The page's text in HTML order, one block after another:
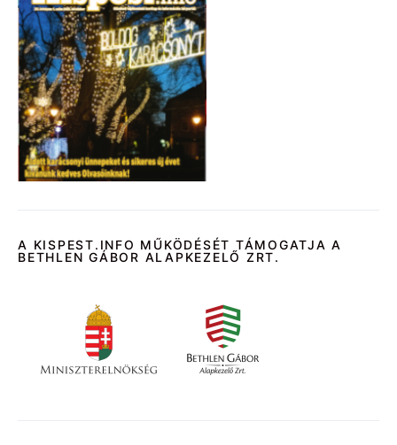
A KISPEST.INFO MŰKÖDÉSÉT TÁMOGATJA A
BETHLEN GÁBOR ALAPKEZELŐ ZRT.